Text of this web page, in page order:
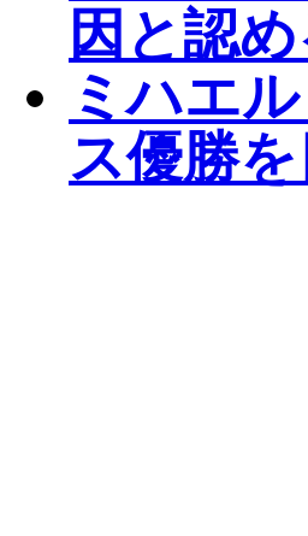
因と認め
ミハエ
ス優勝